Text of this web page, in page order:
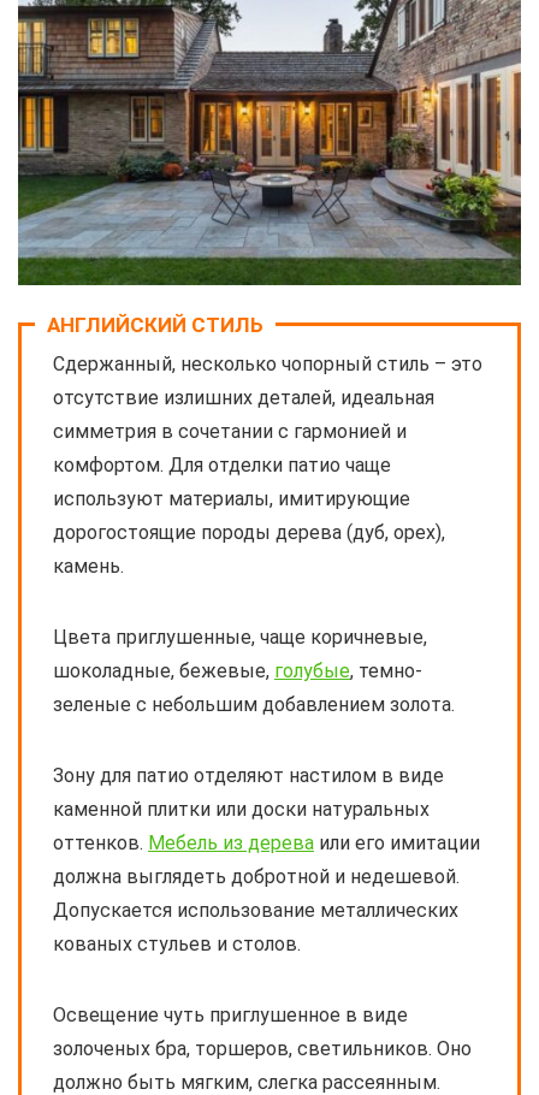
АНГЛИЙСКИЙ СТИЛЬ
Сдержанный, несколько чопорный стиль – это
отсутствие излишних деталей, идеальная
симметрия в сочетании с гармонией и
комфортом. Для отделки патио чаще
используют материалы, имитирующие
дорогостоящие породы дерева (дуб, орех),
камень.
Цвета приглушенные, чаще коричневые,
шоколадные, бежевые, голубые, темно-
зеленые с небольшим добавлением золота.
Зону для патио отделяют настилом в виде
каменной плитки или доски натуральных
оттенков. Мебель из дерева или его имитации
должна выглядеть добротной и недешевой.
Допускается использование металлических
кованых стульев и столов.
Освещение чуть приглушенное в виде
золоченых бра, торшеров, светильников. Оно
должно быть мягким, слегка рассеянным.